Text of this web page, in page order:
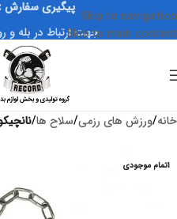
Skip to navigation
Skip to main content
پیگیری سفارش :
جهت ارتباط در بله و
خانه ورزش های رزمی سلاح ها
اتمام موجودی